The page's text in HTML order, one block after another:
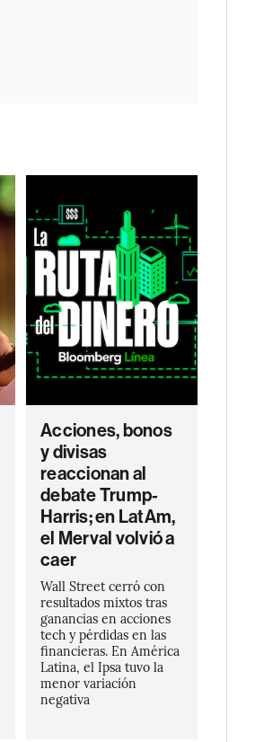
Acciones, bonos
y divisas
reaccionan al
debate Trump-
Harris; en LatAm,
el Merval volvió a
caer
Wall Street cerró con
resultados mixtos tras
ganancias en acciones
tech y pérdidas en las
financieras. En América
Latina, el Ipsa tuvo la
menor variación
negativa